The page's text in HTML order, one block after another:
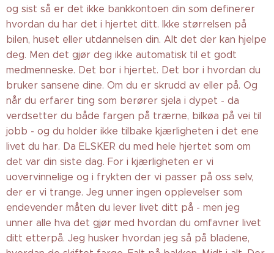
og sist så er det ikke bankkontoen din som definerer
hvordan du har det i hjertet ditt. Ikke størrelsen på
bilen, huset eller utdannelsen din. Alt det der kan hjelpe
deg. Men det gjør deg ikke automatisk til et godt
medmenneske. Det bor i hjertet. Det bor i hvordan du
bruker sansene dine. Om du er skrudd av eller på. Og
når du erfarer ting som berører sjela i dypet - da
verdsetter du både fargen på trærne, bilkøa på vei til
jobb - og du holder ikke tilbake kjærligheten i det ene
livet du har. Da ELSKER du med hele hjertet som om
det var din siste dag. For i kjærligheten er vi
uovervinnelige og i frykten der vi passer på oss selv,
der er vi trange. Jeg unner ingen opplevelser som
endevender måten du lever livet ditt på - men jeg
unner alle hva det gjør med hvordan du omfavner livet
ditt etterpå. Jeg husker hvordan jeg så på bladene,